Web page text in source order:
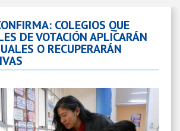
COLEGIOS QUE
DE VOTACIÓN APLICARÁN
O RECUPERARÁN